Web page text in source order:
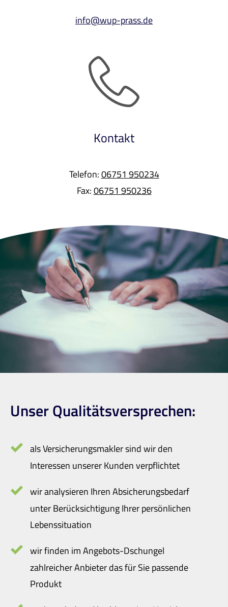
info@wup-prass.de
Kontakt
Telefon:06751 950234
Fax:06751 950236
Unser Qualitäts­versprechen:
als Ver­sicherungs­makler sind wir den
Interessen unserer Kunden verpflichtet
wir analysieren Ihren Absicherungsbedarf
unter Berücksichtigung Ihrer persönlichen
Lebenssituation
wir finden im Angebots-Dschungel
zahlreicher Anbieter das für Sie passende
Produkt